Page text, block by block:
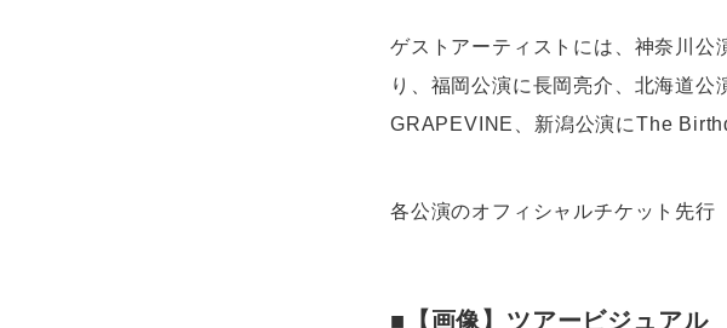
ゲストアーティストには、神奈川公
り、福岡公演に長岡亮介、北海道
GRAPEVINE、新潟公演にThe
各公演のオフィシャルチケット先行
■【画像】ツアービジュアル